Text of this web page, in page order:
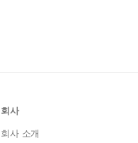
회사
회사 소개